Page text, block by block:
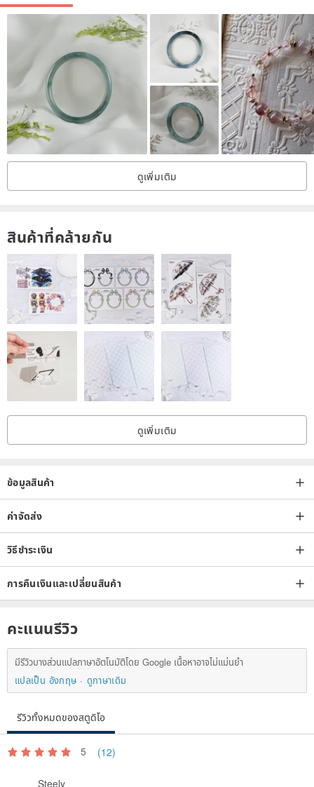
ดูเพิ่มเติม
สินค้าที่คล้ายกัน
ดูเพิ่มเติม
ข้อมูลสินค้า
ค่าจัดส่ง
วิธีชำระเงิน
การคืนเงินและเปลี่ยนสินค้า
คะแนนรีวิว
มีรีวิวบางส่วนแปลภาษาอัตโนมัติโดย Google เนื้อหาอาจไม่แม่นยำ
แปลเป็น อังกฤษ
ดูภาษาเดิม
รีวิวทั้งหมดของสตูดิโอ
5 (12)
Steely